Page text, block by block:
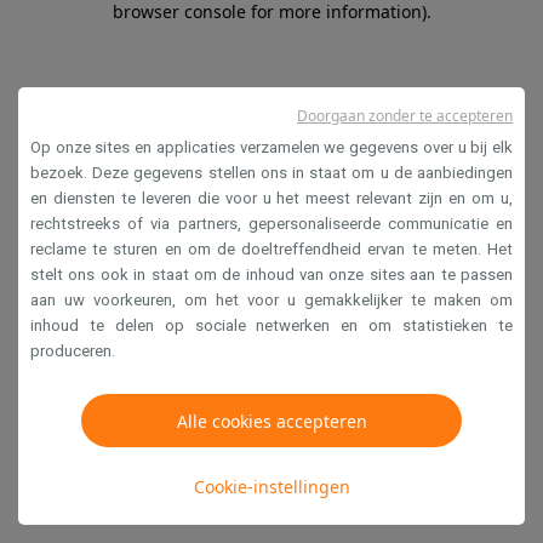
browser console for more information).
Op onze sites en applicaties verzamelen we gegevens over u bij elk
bezoek. Deze gegevens stellen ons in staat om u de aanbiedingen
en diensten te leveren die voor u het meest relevant zijn en om u,
rechtstreeks of via partners, gepersonaliseerde communicatie en
reclame te sturen en om de doeltreffendheid ervan te meten. Het
stelt ons ook in staat om de inhoud van onze sites aan te passen
aan uw voorkeuren, om het voor u gemakkelijker te maken om
inhoud te delen op sociale netwerken en om statistieken te
produceren.
Alle cookies accepteren
Cookie-instellingen
Doorgaan zonder te accepteren